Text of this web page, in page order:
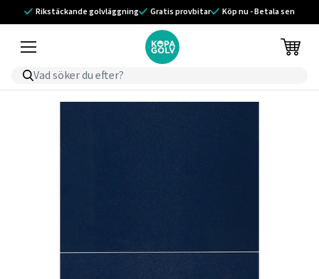
Rikstäckande golvläggning Gratis provbitar Köp nu - Betala sen